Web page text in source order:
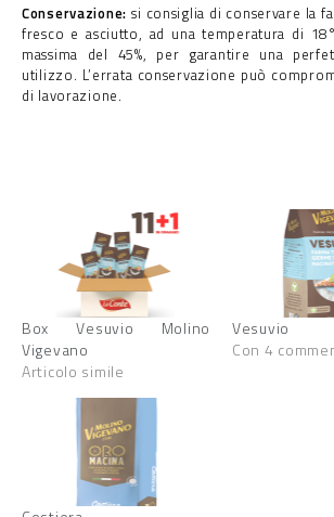
Conservazione: si consiglia di conservare la
fresco e asciutto, ad una temperatura di
massima del 45%, per garantire una
utilizzo. L’errata conservazione può
di lavorazione.
Box Vesuvio Molino
Vigevano
Articolo simile
Vesuvio
Con 4